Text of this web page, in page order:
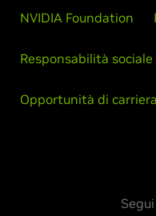
NVIDIA Foundation
Responsabilità sociale
Opportunità di carriera